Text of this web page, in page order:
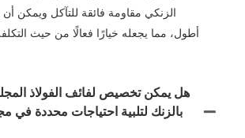
الزنكي مقاومة فائقة للتآكل ويمكن
أطول، مما يجعله خيارًا فعالًا من حيث
هل يمكن تخصيص لفائف الفولاذ
بالزنك لتلبية احتياجات محددة في